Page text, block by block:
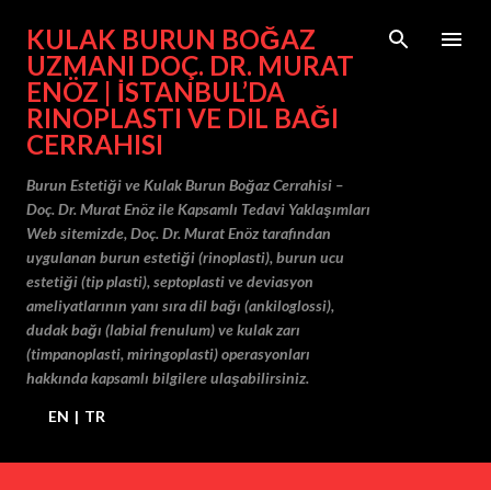
Ana içeriğe atla
KULAK BURUN BOĞAZ
UZMANI DOÇ. DR. MURAT
ENÖZ | İSTANBUL’DA
RINOPLASTI VE DIL BAĞI
CERRAHISI
Burun Estetiği ve Kulak Burun Boğaz Cerrahisi –
Doç. Dr. Murat Enöz ile Kapsamlı Tedavi Yaklaşımları
Web sitemizde, Doç. Dr. Murat Enöz tarafından
uygulanan burun estetiği (rinoplasti), burun ucu
estetiği (tip plasti), septoplasti ve deviasyon
ameliyatlarının yanı sıra dil bağı (ankiloglossi),
dudak bağı (labial frenulum) ve kulak zarı
(timpanoplasti, miringoplasti) operasyonları
hakkında kapsamlı bilgilere ulaşabilirsiniz.
EN | TR